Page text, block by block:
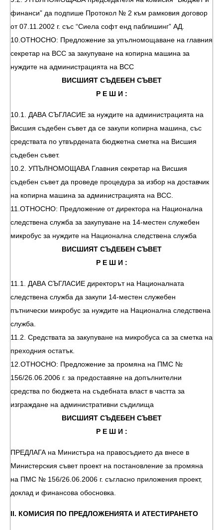
финанси” да подпише Протокол № 2 към рамковия договор
от 07.11.2002 г. със “Сиела софт енд паблишинг” АД.
10.ОТНОСНО: Предложение за упълномощаване на главния
секретар на ВСС за закупуване на копирна машина за
нуждите на администрацията на ВСС
ВИСШИЯТ СЪДЕБЕН СЪВЕТ
Р Е Ш И :
10.1. ДАВА СЪГЛАСИЕ за нуждите на администрацията на
Висшия съдебен съвет да се закупи копирна машина, със
средствата по утвърдената бюджетна сметка на Висшия
съдебен съвет.
10.2. УПЪЛНОМОЩАВА Главния секретар на Висшия
съдебен съвет да проведе процедура за избор на доставчик
на копирна машина за администрацията на ВСС.
11.ОТНОСНО: Предложение от директора на Национална
следствена служба за закупуване на 14-местен служебен
микробус за нуждите на Национална следствена служба
ВИСШИЯТ СЪДЕБЕН СЪВЕТ
Р Е Ш И :
11.1. ДАВА СЪГЛАСИЕ директорът на Националната
следствена служба да закупи 14-местен служебен
пътнически микробус за нуждите на Национална следствена
служба.
11.2. Средствата за закупуване на микробуса са за сметка на
преходния остатък.
12.ОТНОСНО: Предложение за промяна на ПМС №
156/26.06.2006 г. за предоставяне на допълнителни
средства по бюджета на съдебната власт в частта за
изграждане на административни съдилища
ВИСШИЯТ СЪДЕБЕН СЪВЕТ
Р Е Ш И :
ПРЕДЛАГА на Министъра на правосъдието да внесе в
Министерския съвет проект на постановление за промяна
на ПМС № 156/26.06.2006 г. съгласно приложения проект,
доклад и финансова обосновка.
ІІ. КОМИСИЯ ПО ПРЕДЛОЖЕНИЯТА И АТЕСТИРАНЕТО